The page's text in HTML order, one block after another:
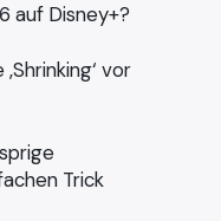
auf Disney+?
vor
Trick